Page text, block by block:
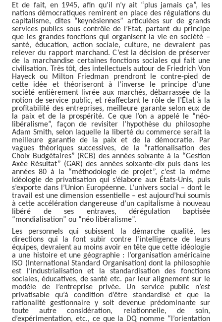
Et de fait, en 1945, afin qu’il n’y ait “plus jamais ça”, les
nations démocratiques remirent en place des régulations du
capitalisme, dites “keynésiennes” articulées sur de grands
services publics sous contrôle de l’Etat, partant du principe
que les grandes fonctions qui organisent la vie en société –
santé, éducation, action sociale, culture, ne devraient pas
relever du rapport marchand. C’est la décision de préserver
de la marchandise certaines fonctions sociales qui fait une
civilisation. Très tôt, des intellectuels autour de Friedrich Von
Hayeck ou Milton Friedman prendront le contre-pied de
cette idée et théoriseront à l’inverse le principe d’une
société entièrement livrée aux marchés, débarrassée de la
notion de service public, et réaffectant le rôle de l’État à la
profitabilité des entreprises, meilleure garante selon eux de
la paix et de la prospérité. Ce que l’on a appelé le “néo-
libéralisme”, façon de revisiter l’hypothèse du philosophe
Adam Smith, selon laquelle la liberté du commerce serait la
meilleure garantie de la paix et de la démocratie. Par
vagues théoriques successives, de la “rationalisation des
Choix Budgétaires” (RCB) des années soixante à la “Gestion
Axée Résultat” (GAR) des années soixante-dix puis dans les
années 80 à la “méthodologie de projet”, c’est la même
idéologie de privatisation qui s’élabore aux États-Unis, puis
s’exporte dans l’Union Européenne. L’univers social – dont le
travail est une dimension essentielle – est aujourd’hui soumis
à cette accélération dangereuse d’un capitalisme à nouveau
libéré de ses entraves, dérégulation baptisée
“mondialisation” ou “néo libéralisme”.
Les personnels qui subissent la démarche qualité, les
directions qui la font subir contre l’intelligence de leurs
équipes, devraient au moins avoir en tête que cette idéologie
a une histoire et une géographie : l’organisation américaine
ISO (International Standard Organisation) dont la philosophie
est l’industrialisation et la standardisation des fonctions
sociales, éducatives, de santé etc. par leur alignement sur le
modèle de l’entreprise privée. Un service public n’est
privatisable qu’à condition d’être standardisé et que la
rationalité gestionnaire y soit devenue prédominante sur
toute autre considération, relationnelle, de soin,
d’expérimentation, etc., ce que la DQ nomme “l’orientation